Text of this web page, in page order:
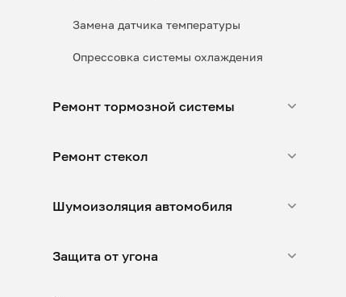
Замена датчика температуры
Опрессовка системы охлаждения
Ремонт тормозной системы
Ремонт стекол
Шумоизоляция автомобиля
Защита от угона